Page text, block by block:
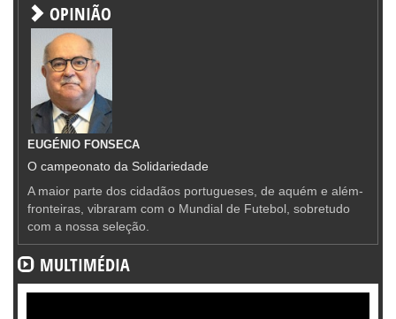
OPINIÃO
EUGÉNIO FONSECA
O campeonato da Solidariedade
A maior parte dos cidadãos portugueses, de aquém e além-
fronteiras, vibraram com o Mundial de Futebol, sobretudo
com a nossa seleção.
MULTIMÉDIA